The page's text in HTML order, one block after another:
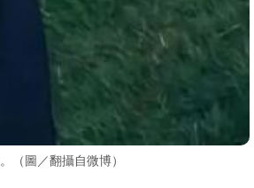
（圖／翻攝自微博）